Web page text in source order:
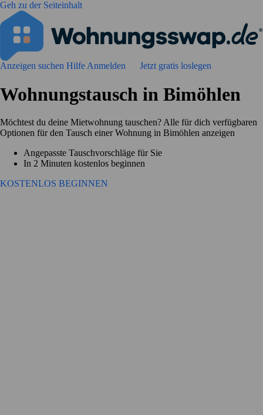
Geh zu der Seiteinhalt
Anzeigen suchen Hilfe Anmelden Jetzt gratis loslegen
Wohnungstausch in Bimöhlen
Möchtest du deine Mietwohnung tauschen? Alle für dich verfügbaren
Optionen für den Tausch einer Wohnung in Bimöhlen anzeigen
Angepasste Tauschvorschläge für Sie
In 2 Minuten kostenlos beginnen
KOSTENLOS BEGINNEN